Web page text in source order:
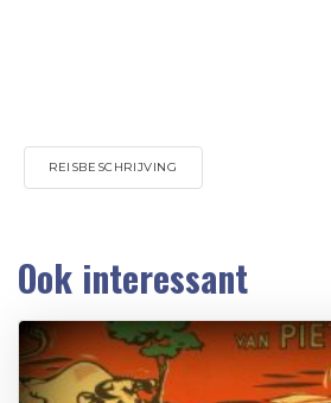
REISBESCHRIJVING
Ook interessant